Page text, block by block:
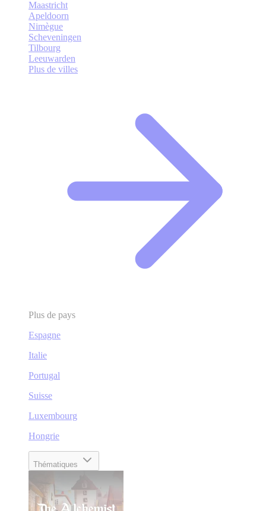
Maastricht
Apeldoorn
Nimègue
Scheveningen
Tilbourg
Leeuwarden
Plus de villes
Plus de pays
Espagne
Italie
Portugal
Suisse
Luxembourg
Hongrie
Thématiques